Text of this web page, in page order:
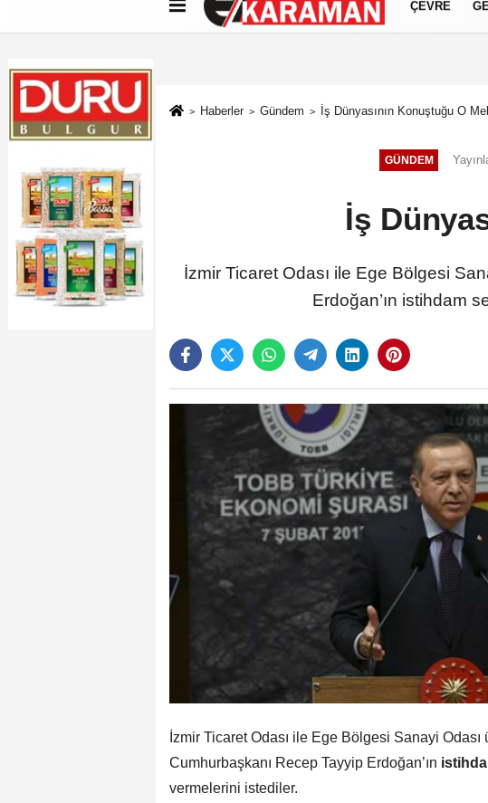
Künye İletişim Çerez Politikası Gizlilik İlkeleri
ÇEVRE
Haberler Gündem İş Dünyasının Konuştuğu O
GÜNDEM
İş
İzmir Ticaret Odası ile Ege Bölgesi
Erdoğan’ın istihdam
İzmir Ticaret Odası ile Ege Bölgesi Sanayi
Cumhurbaşkanı Recep Tayyip Erdoğan’ın
vermelerini istediler.